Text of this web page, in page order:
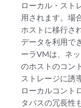
ローカル・スト
用されます。場
ホストに移行さ
データを利用で
ーラVMは、ネ
のホストのコン
ストレージに誘
ローカルコント
タパスの冗長性